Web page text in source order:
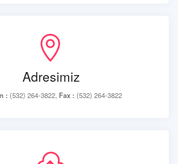
Adresimiz
: (532) 264-3822, Fax : (532) 264-3822